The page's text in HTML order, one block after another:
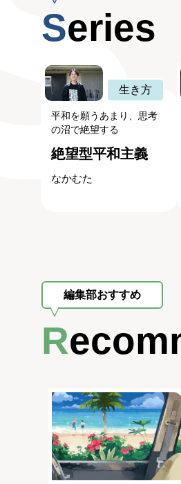
Series
生き方
平和を願うあまり、思考
の沼で絶望する
絶望型平和主義
なかむた
編集部おすすめ